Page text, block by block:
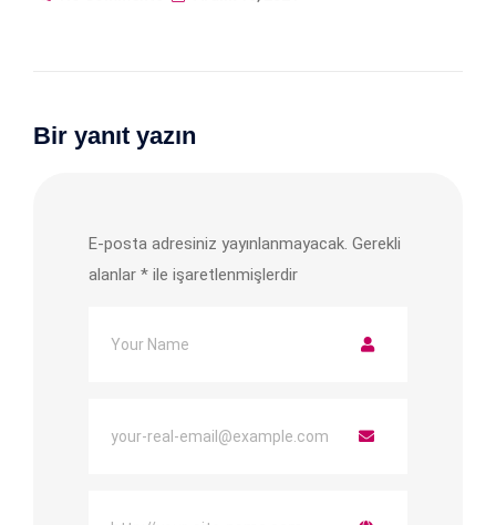
Bir yanıt yazın
E-posta adresiniz yayınlanmayacak. Gerekli
alanlar * ile işaretlenmişlerdir